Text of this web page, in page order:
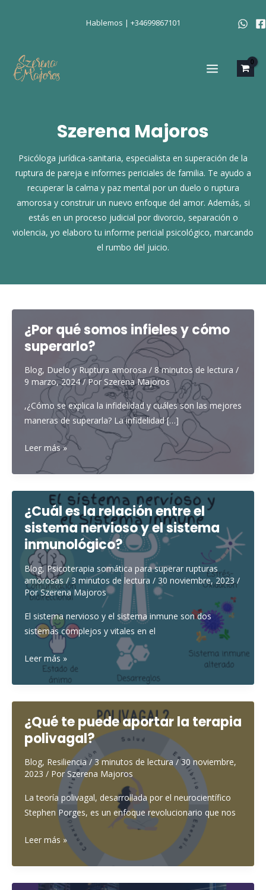
Hablemos | +34699867101
MENU
Szerena Majoros
Psicóloga jurídica-sanitaria, especialista en superación de la
ruptura de pareja e informes periciales de familia. Te ayudo a
recuperar la calma y paz mental por un duelo o ruptura
amorosa y construir un nuevo enfoque del amor. Además, si
estás en un proceso judicial por divorcio, separación o
violencia, yo elaboro tu informe pericial psicológico, marcando
el rumbo del juicio.
¿Por qué somos infieles y cómo
superarlo?
Blog, Duelo y Ruptura amorosa / 8 minutos de lectura /
9 marzo, 2024/ Por Szerena Majoros
,¿Cómo se explica la infidelidad y cuáles son las mejores
maneras de superarla? La infidelidad […]
¿Por
somos
infieles
cómo
superarlo?
Leer más »
¿Cuál es la relación entre el
sistema nervioso y el sistema
inmunológico?
Blog,Psicoterapia somática para superar rupturas
amorosas /3 minutos de lectura / 30 noviembre, 2023/
PorSzerena Majoros
El sistema nervioso y el sistema inmune son dos
sistemas complejos y vitales en el
¿Cuál
la
relación
entre
el
sistema
nervioso
y
inmunológico?
Leer más »
¿Qué te puede aportar la terapia
polivagal?
Blog, Resiliencia/3 minutos de lectura /30 noviembre,
2023 / Por Szerena Majoros
La teoría polivagal, desarrollada por el neurocientífico
Stephen Porges, es un enfoque revolucionario que nos
¿Qué
puede
aportar
Leer más »